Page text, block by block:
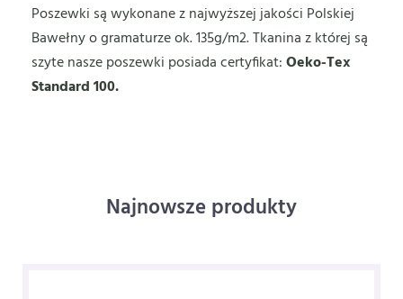
Poszewki są wykonane z najwyższej jakości Polskiej
Bawełny o gramaturze ok. 135g/m2. Tkanina z której są
szyte nasze poszewki posiada certyfikat:Oeko-Tex
Standard 100.
Najnowsze produkty